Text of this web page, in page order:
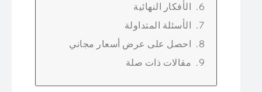
الأفكار النهائية
الأسئلة المتداولة
احصل على عرض أسعار مجاني
مقالات ذات صلة